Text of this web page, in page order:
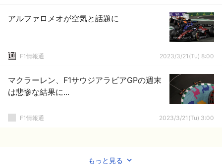
アルファロメオが空気と話題に
F1情報通 2023/3/21(Tu) 8:00
マクラーレン、F1サウジアラビアGPの週末
は悲惨な結果に...
F1情報通 2023/3/21(Tu) 3:00
もっと見る